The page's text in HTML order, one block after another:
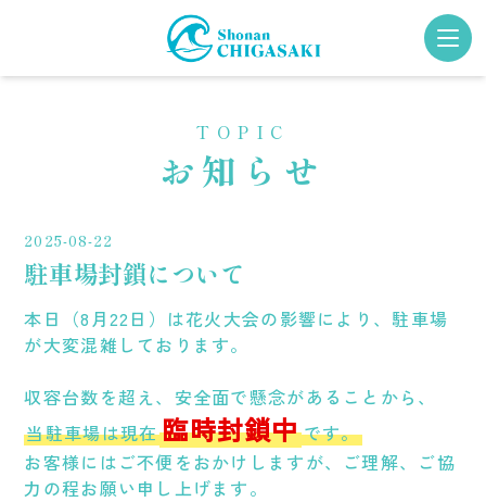
トップページ
FACILITY
施設について
買う
食べる アクセス
遊ぶ お問い合わせ
GATHER
集う
Choice! CHIGASAKI
TOPIC
お知らせ
2025-08-22
駐車場封鎖について
本日（8月22日）は花火大会の影響により、駐車場
が大変混雑しております。
収容台数を超え、安全面で懸念があることから、
当駐車場は現在臨時封鎖中です。
お客様にはご不便をおかけしますが、ご理解、ご協
力の程お願い申し上げます。